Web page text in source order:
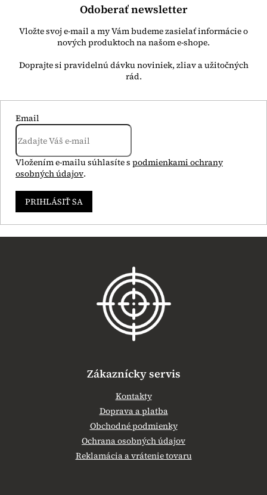
Odoberať newsletter
Vložte svoj e-mail a my Vám budeme zasielať informácie o
nových produktoch na našom e-shope.
Email
Vložením e-mailu súhlasíte s podmienkami ochrany
osobných údajov.
PRIHLÁSIŤ SA
Zákaznícky servis
Kontakty
Doprava a platba
Obchodné podmienky
Ochrana osobných údajov
Reklamácia a vrátenie tovaru